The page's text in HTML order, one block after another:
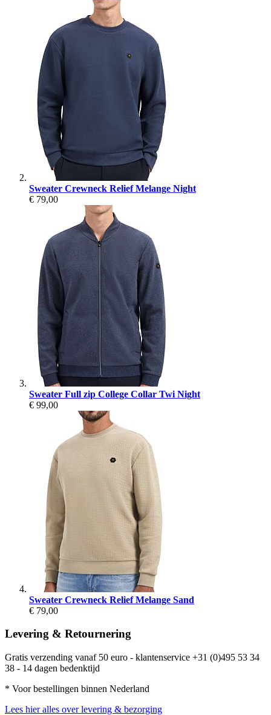
Sweater Crewneck Relief Melange Night
€ 79,00
Sweater Full zip College Collar Twi Night
€ 99,00
Sweater Crewneck Relief Melange Sand
€ 79,00
Levering & Retournering
Gratis verzending vanaf 50 euro - klantenservice +31 (0)495 53 34
38 - 14 dagen bedenktijd
* Voor bestellingen binnen Nederland
Lees hier alles over levering & bezorging